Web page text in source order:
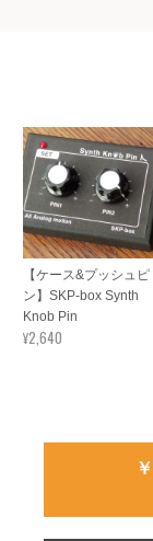
【ケース&プッシュピ
ン】SKP-box Synth
Knob Pin
¥2,640